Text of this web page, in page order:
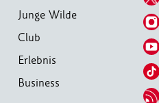
Junge Wilde
Club
Erlebnis
Business